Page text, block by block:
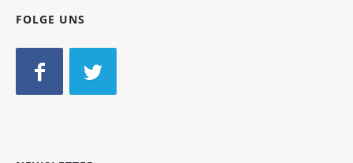
FOLGE UNS